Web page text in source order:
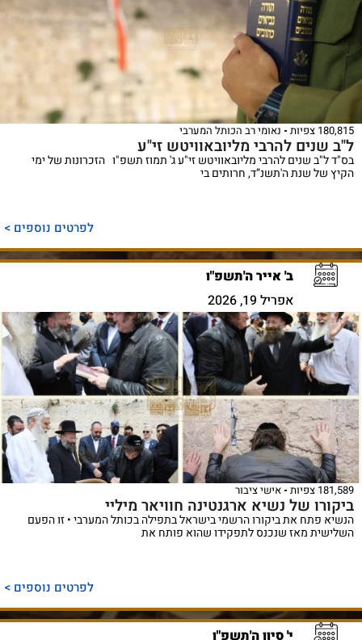
180,815 צפיות נאומי רב הכותל המערבי
ל"ב שנים להרבי מליובאוויטש זי"ע
בס"ד ל"ב שנים להרבי מליובאוויטש זי"ע ג' תמוז תשפ"ו הזכרונות של ימי
הקיץ של שנת ה'תשנ”ד, חרותים בי
לפרטים נוספים >
ב' אייר ה'תשפ"ו
אפריל 19, 2026
181,589 צפיות אישי ציבור
ביקורו של נשיא ארגנטינה חוויאר מיליי
הנשיא פתח את ביקורו הרשמי בישראל בתפילה בכותל המערבי • זו הפעם
השלישית מאז שנכנס לתפקידו שהוא פותח את
לפרטים נוספים >
י' סיון ה'תשפ"ו